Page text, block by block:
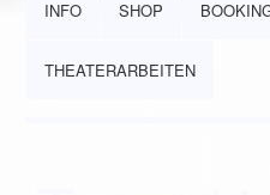
INFO SHOP
THEATERARBEITEN